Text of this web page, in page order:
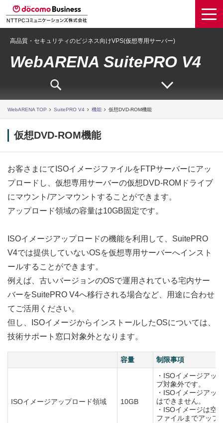
高品質・セキュリティのビジネス向けVPS(仮想専用サーバー)
WebARENA SuitePRO V4
WebARENA TOP SuitePRO V4 機能 仮想DVD-ROM機能
仮想DVD-ROM機能
お客さまにてISOイメージファイルをFTPサーバーにアッ
プロードし、仮想専用サーバーの仮想DVD-ROMドライブ
にマウント/アンマウントすることができます。
アップロード領域の容量は10GB固定です。
ISOイメージアップロードの機能を利用して、SuitePRO
V4では提供していないOSを仮想専用サーバーへインスト
ールすることができます。
例えば、古いバージョンのOSで運用されている宅内サー
バーをSuitePRO V4へ移行される場合など、用途に合わせ
てご活用ください。
但し、ISOイメージからインストールしたOSについては、
技術サポート窓口対象外となります。
容量 制限事項
ISOイメージアップロード領域 10GB
・ISOイメージアッ
プ対象外です。
・ISOイメージアッ
はできません。
・ISOイメージは空
ファイルまでアップ